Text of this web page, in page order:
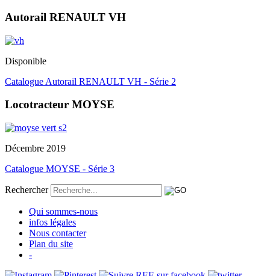
Autorail RENAULT VH
Disponible
Catalogue Autorail RENAULT VH - Série 2
Locotracteur MOYSE
Décembre 2019
Catalogue MOYSE - Série 3
Rechercher
Qui sommes-nous
infos légales
Nous contacter
Plan du site
-